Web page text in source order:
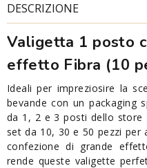
DESCRIZIONE
Valigetta 1 posto
effetto Fibra (10
Ideali per impreziosire la
bevande con un packaging
da 1, 2 e 3 posti dello store
set da 10, 30 e 50 pezzi per
confezione di grande
rende queste valigette